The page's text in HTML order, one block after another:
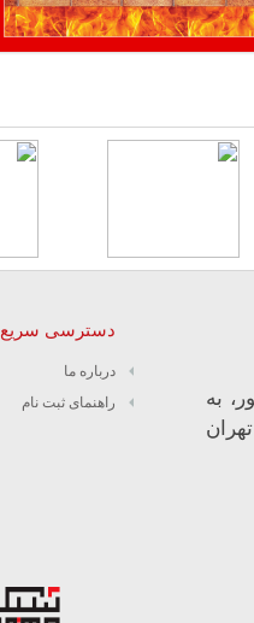
به
دسترسی سریع
درباره ما
راهنمای ثبت نام